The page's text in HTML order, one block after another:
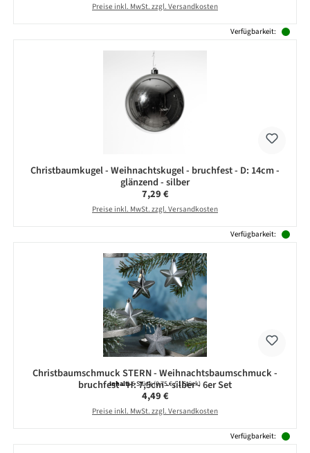
Preise inkl. MwSt. zzgl. Versandkosten
Verfügbarkeit:
Christbaumkugel - Weihnachtskugel - bruchfest - D: 14cm -
glänzend - silber
Regulärer Preis:
7,29 €
Preise inkl. MwSt. zzgl. Versandkosten
Verfügbarkeit:
Christbaumschmuck STERN - Weihnachtsbaumschmuck -
bruchfest - H: 7,5cm - silber - 6er Set
Inhalt:6 Stück(0,75 € / 1 Stück)
Regulärer Preis:
4,49 €
Preise inkl. MwSt. zzgl. Versandkosten
Verfügbarkeit: